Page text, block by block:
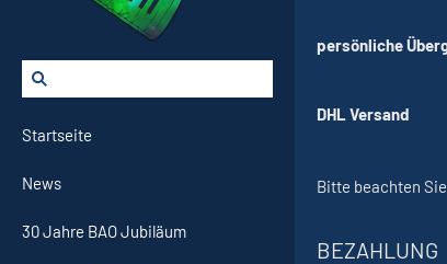
Startseite
News
30 Jahre BAO Jubiläum
persönliche
DHL Versand
Bitte beachten
BEZAHLUNG